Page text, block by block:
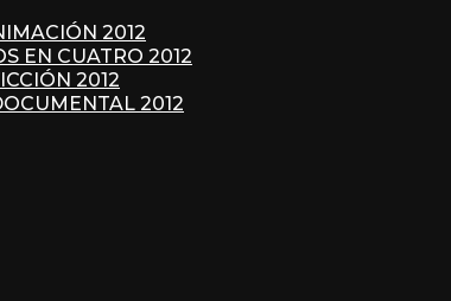
2012
EN CUATRO 2012
2012
2012